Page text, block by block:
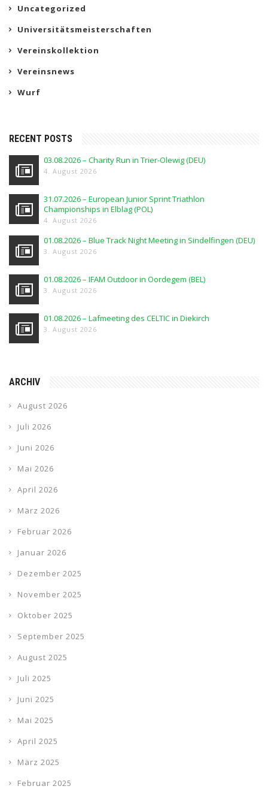
Uncategorized
Universitätsmeisterschaften
Vereinskollektion
Vereinsnews
Wurf
RECENT POSTS
03.08.2026 – Charity Run in Trier-Olewig (DEU)
4. August 2026
31.07.2026 – European Junior Sprint Triathlon
Championships in Elblag (POL)
4. August 2026
01.08.2026 – Blue Track Night Meeting in Sindelfingen (DEU)
3. August 2026
01.08.2026 – IFAM Outdoor in Oordegem (BEL)
3. August 2026
01.08.2026 – Lafmeeting des CELTIC in Diekirch
3. August 2026
ARCHIV
August 2026
Juli 2026
Juni 2026
Mai 2026
April 2026
März 2026
Februar 2026
Januar 2026
Dezember 2025
November 2025
Oktober 2025
September 2025
August 2025
Juli 2025
Juni 2025
Mai 2025
April 2025
März 2025
Februar 2025